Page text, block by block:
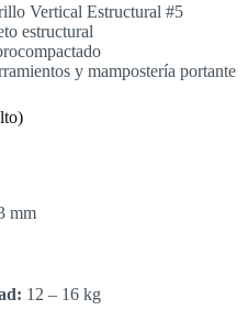
Vertical Estructural #5
estructural
y mampostería portante
mm
12 – 16 kg